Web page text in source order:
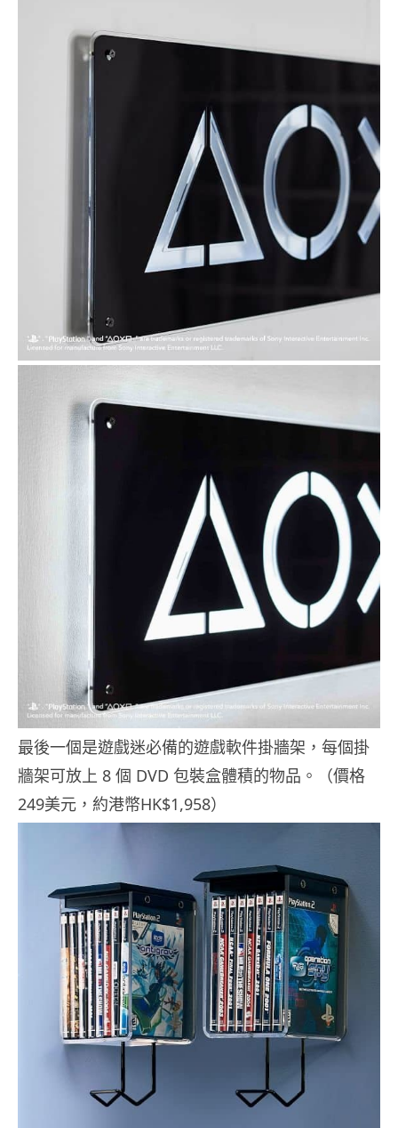
最後一個是遊戲迷必備的遊戲軟件掛牆架，每個掛
牆架可放上 8 個 DVD 包裝盒體積的物品。（價格
249美元，約港幣HK$1,958）